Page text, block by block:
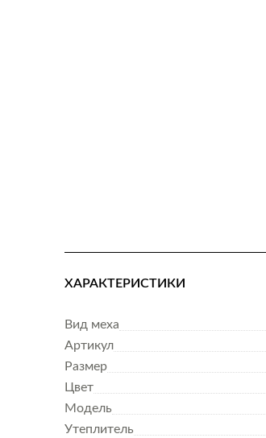
ХАРАКТЕРИСТИКИ
Вид меха
Артикул
Размер
Цвет
Модель
Утеплитель